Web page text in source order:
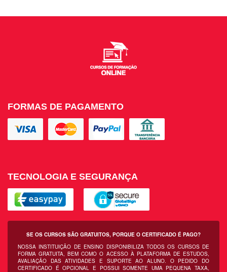
FORMAS DE PAGAMENTO
TECNOLOGIA E SEGURANÇA
SE OS CURSOS SÃO GRATUITOS, PORQUE O CERTIFICADO É PAGO?
NOSSA INSTITUIÇÃO DE ENSINO DISPONIBILIZA TODOS OS CURSOS DE
FORMA GRATUITA, BEM COMO O ACESSO À PLATAFORMA DE ESTUDOS,
AVALIAÇÃO DAS ATIVIDADES E SUPORTE AO ALUNO. O PEDIDO DO
CERTIFICADO É OPCIONAL E POSSUI SOMENTE UMA PEQUENA TAXA,